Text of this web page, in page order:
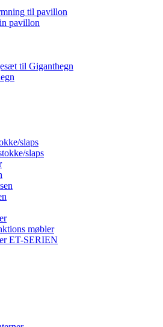
til pavillon
pavillon
til Giganthegn
slaps
slaps
møbler
ET-SERIEN